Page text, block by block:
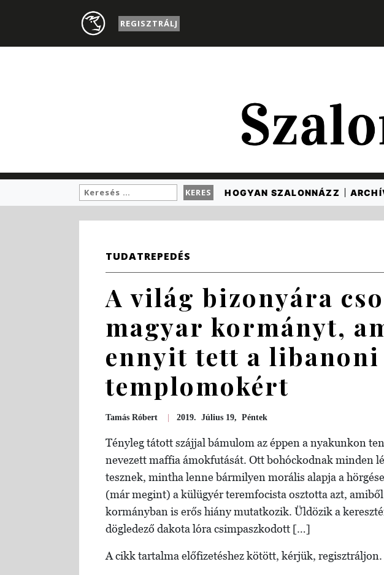
REGISZTRÁLJ
HOGYAN SZALONNÁZZ
TUDATREPEDÉS
A világ bizonyára
magyar kormányt,
ennyit tett a libanoni
templomokért
Tamás Róbert |2019. Július 19, Péntek
Tényleg tátott szájjal bámulom az éppen a nyakunkon
nevezett maffia ámokfutását. Ott bohóckodnak minden
tesznek, mintha lenne bármilyen morális alapja a
(már megint) a külügyér teremfocista osztotta azt,
kormányban is erős hiány mutatkozik. Üldözik a
dögledező dakota lóra csimpaszkodott […]
A cikk tartalma előfizetéshez kötött, kérjük, regisztráljon.